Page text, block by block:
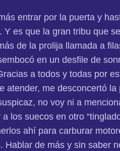
entrar por la puerta y
es que la gran tribu que
de la prolija llamada a
en un desfile de
a todos y todas por
atender, me desconcertó
no voy ni a
los suecos en otro
ahí para carburar
de más y sin saber